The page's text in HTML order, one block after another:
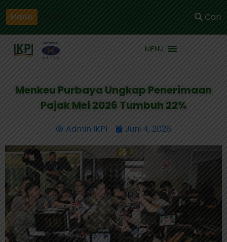
Masuk Cari
MENU
Menkeu Purbaya Ungkap Penerimaan
Pajak Mei 2026 Tumbuh 22%
Admin IKPI Juni 4, 2026